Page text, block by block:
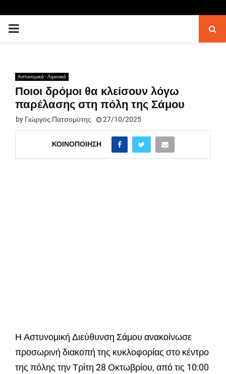
PRIMARY
Αστυνομικά - Λιμενικά
Ποιοι δρόμοι θα κλείσουν λόγω
παρέλασης στη πόλη της Σάμου
by Γιώργος Πατσομύτης 27/10/2025
ΚΟΙΝΟΠΟΊΗΣΗ
Η Αστυνομική Διεύθυνση Σάμου ανακοίνωσε
προσωρινή διακοπή της κυκλοφορίας στο κέντρο
της πόλης την Τρίτη 28 Οκτωβρίου, από τις 10:00